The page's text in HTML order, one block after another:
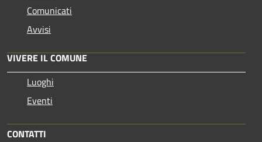
Comunicati
Avvisi
VIVERE IL COMUNE
Luoghi
Eventi
CONTATTI